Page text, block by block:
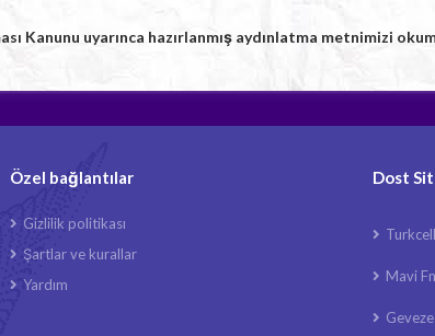
Kanunu uyarınca hazırlanmış aydınlatma metnimizi
Özel bağlantılar
Gizlilik politikası
Şartlar ve kurallar
Yardım
Dost
Turkcell
Mavi
Geveze